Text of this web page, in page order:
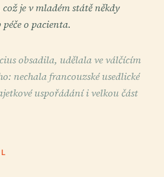
je v mladém státě někdy
o pacienta.
obsadila, udělala ve válčícím
nechala francouzské usedlické
uspořádání i velkou část